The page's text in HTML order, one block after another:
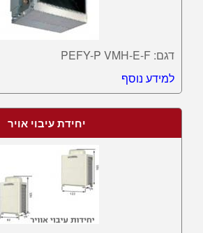
דגם: PEFY-P VMH-E-F
למידע נוסף
יחידת עיבוי אויר